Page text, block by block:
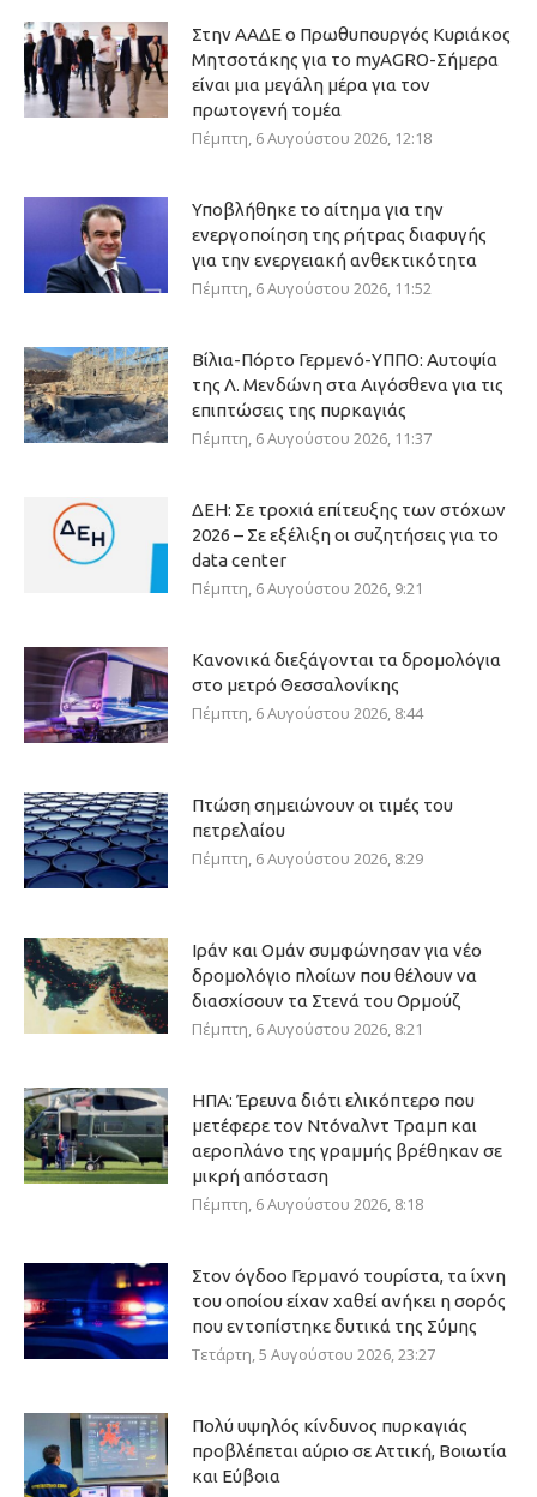
Στην ΑΑΔΕ ο Πρωθυπουργός Κυριάκος
Μητσοτάκης για το myAGRO-Σήμερα
είναι μια μεγάλη μέρα για τον
πρωτογενή τομέα
Πέμπτη, 6 Αυγούστου 2026, 12:18
Υποβλήθηκε το αίτημα για την
ενεργοποίηση της ρήτρας διαφυγής
για την ενεργειακή ανθεκτικότητα
Πέμπτη, 6 Αυγούστου 2026, 11:52
Βίλια-Πόρτο Γερμενό-ΥΠΠΟ: Αυτοψία
της Λ. Μενδώνη στα Αιγόσθενα για τις
επιπτώσεις της πυρκαγιάς
Πέμπτη, 6 Αυγούστου 2026, 11:37
ΔΕΗ: Σε τροχιά επίτευξης των στόχων
2026 – Σε εξέλιξη οι συζητήσεις για το
data center
Πέμπτη, 6 Αυγούστου 2026, 9:21
Κανονικά διεξάγονται τα δρομολόγια
στο μετρό Θεσσαλονίκης
Πέμπτη, 6 Αυγούστου 2026, 8:44
Πτώση σημειώνουν οι τιμές του
πετρελαίου
Πέμπτη, 6 Αυγούστου 2026, 8:29
Ιράν και Ομάν συμφώνησαν για νέο
δρομολόγιο πλοίων που θέλουν να
διασχίσουν τα Στενά του Ορμούζ
Πέμπτη, 6 Αυγούστου 2026, 8:21
ΗΠΑ: Έρευνα διότι ελικόπτερο που
μετέφερε τον Ντόναλντ Τραμπ και
αεροπλάνο της γραμμής βρέθηκαν σε
μικρή απόσταση
Πέμπτη, 6 Αυγούστου 2026, 8:18
Στον όγδοο Γερμανό τουρίστα, τα ίχνη
του οποίου είχαν χαθεί ανήκει η σορός
που εντοπίστηκε δυτικά της Σύμης
Τετάρτη, 5 Αυγούστου 2026, 23:27
Πολύ υψηλός κίνδυνος πυρκαγιάς
προβλέπεται αύριο σε Αττική, Βοιωτία
και Εύβοια